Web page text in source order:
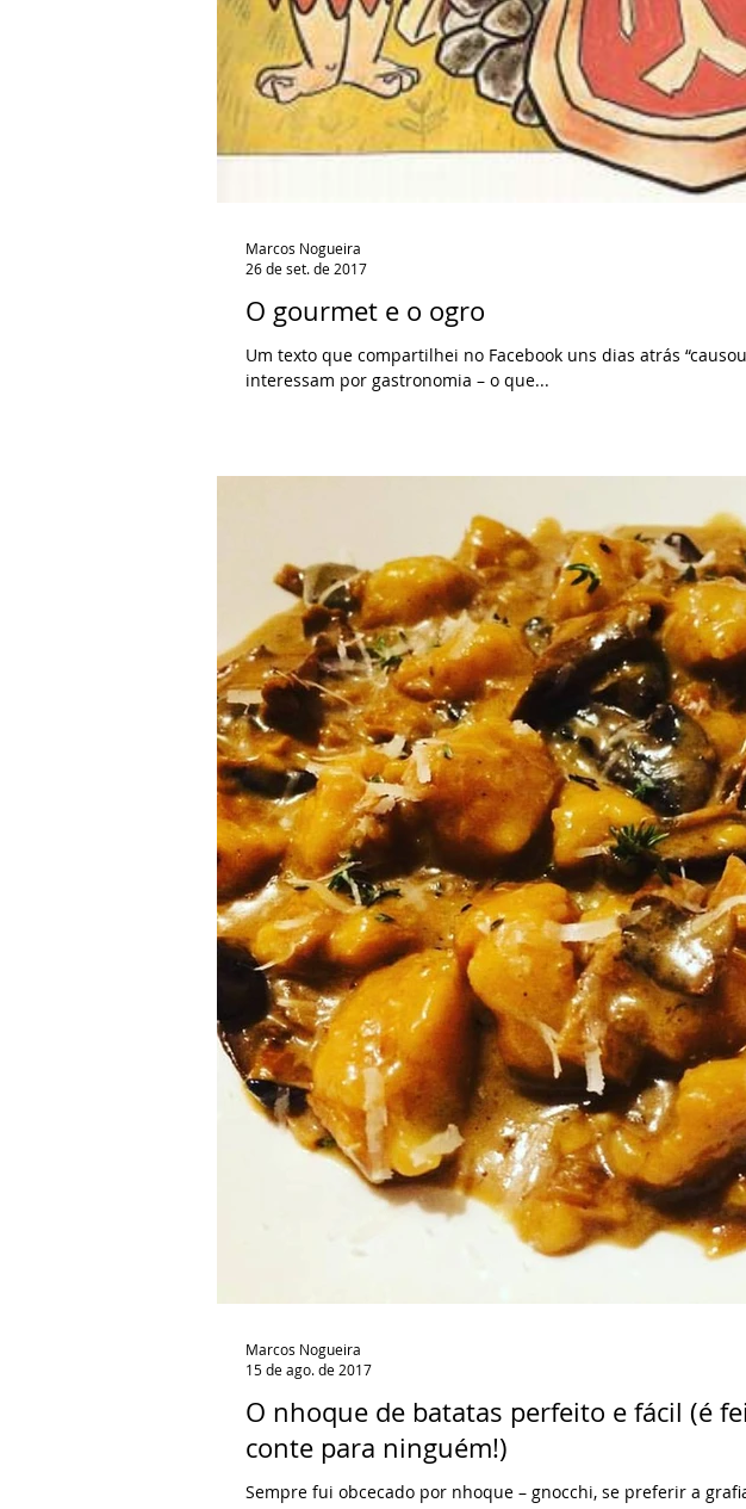
O gourmet e o ogro
Um texto que compartilhei no Facebook uns dias atrás
interessam por gastronomia – o que...
Marcos Nogueira
26 de set. de 2017
O nhoque de batatas perfeito e fácil (é
conte para ninguém!)
Sempre fui obcecado por nhoque – gnocchi, se preferir a
Marcos Nogueira
15 de ago. de 2017